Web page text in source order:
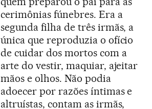
cerimônias fúnebres. Era a
segunda filha de três irmãs, a
única que reproduzia o ofício
de cuidar dos mortos com a
arte do vestir, maquiar, ajeitar
mãos e olhos. Não podia
adoecer por razões íntimas e
altruístas, contam as irmãs,